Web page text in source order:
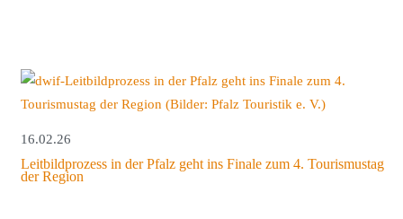
16.02.26
Leitbildprozess in der Pfalz geht ins Finale zum 4. Tourismustag
der Region